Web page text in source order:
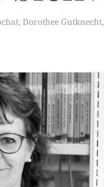
,Dorothee Gutknecht